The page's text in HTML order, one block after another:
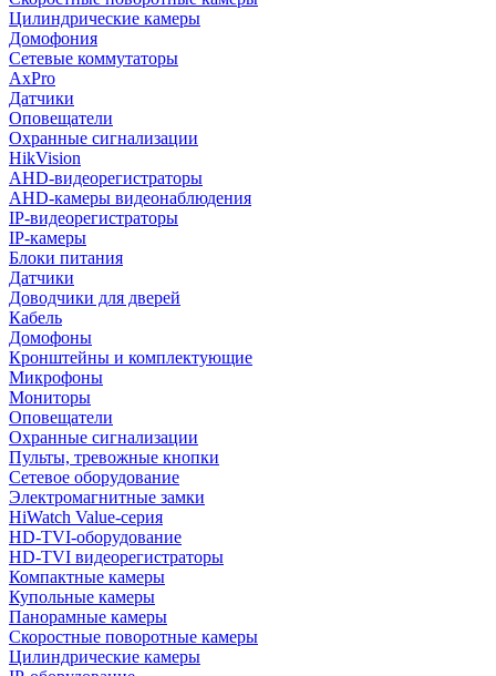
Цилиндрические камеры
Домофония
Сетевые коммутаторы
AxPro
Датчики
Оповещатели
Охранные сигнализации
HikVision
AHD-видеорегистраторы
AHD-камеры видеонаблюдения
IP-видеорегистраторы
IP-камеры
Блоки питания
Датчики
Доводчики для дверей
Кабель
Домофоны
Кронштейны и комплектующие
Микрофоны
Мониторы
Оповещатели
Охранные сигнализации
Пульты, тревожные кнопки
Сетевое оборудование
Электромагнитные замки
HiWatch Value-серия
HD-TVI-оборудование
HD-TVI видеорегистраторы
Компактные камеры
Купольные камеры
Панорамные камеры
Скоростные поворотные камеры
Цилиндрические камеры